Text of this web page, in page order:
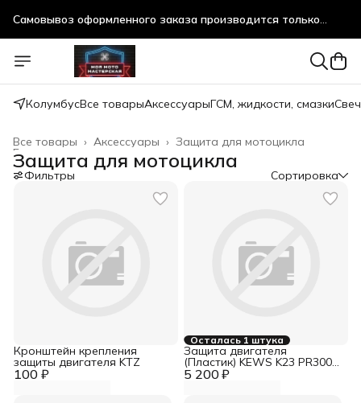
Самовывоз оформленного заказа производится только
Самовывоз оформленного заказа производится только
после предварительного согласования!
КолумбусВсе товарыАксессуарыГСМ, жидкости, смазки
Защита для мотоцикла
Аксессуары ›
Все товары ›
Главная
Защита для мотоцикла
Фильтры Сортировка
100 ₽
Кронштейн крепления
защиты двигателя KTZ
Осталась 1 штука
5 200 ₽
Защита двигателя
(Пластик) KEWS K23 PR300
2023 RIVAL POWERSPORTS